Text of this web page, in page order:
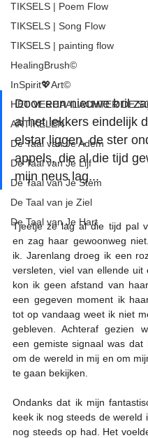
TIKSELS | Poem Flow
TIKSELS | Song Flow
TIKSELS | painting flow
HealingBrush©
InSpirit💖Art©
HET VERHAAL ACHTER DE
ARTIKELEN
De Taal van Je Adem
De Taal van Je Lijf
De Taal van Je Stem
De Taal van je Ziel
De Taal van Je Hart
Door een nieuwe bril
al het lekkers eindelijk
elstar liggen, de ster
appels, die al die tijd
mijn neus lag...
Tjeetje ze lag al die tijd pal
en zag haar gewoonweg
ik. Jarenlang droeg ik een
versleten, viel van ellende uit
kon ik geen afstand van
een gegeven moment ik
tot op vandaag weet ik niet
gebleven. Achteraf gezien
een gemiste signaal was dat
om de wereld in mij en om
te gaan bekijken.
Ondanks dat ik mijn
keek ik nog steeds de wereld
nog steeds op had. Het